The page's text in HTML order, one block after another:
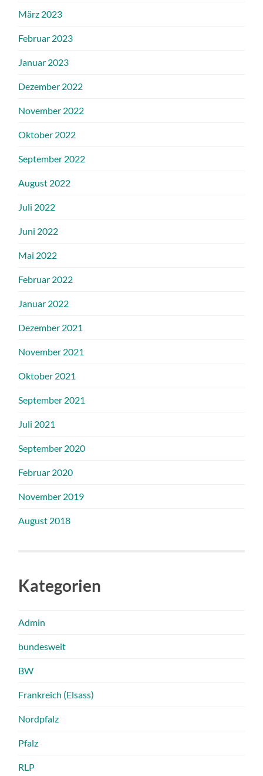
März 2023
Februar 2023
Januar 2023
Dezember 2022
November 2022
Oktober 2022
September 2022
August 2022
Juli 2022
Juni 2022
Mai 2022
Februar 2022
Januar 2022
Dezember 2021
November 2021
Oktober 2021
September 2021
Juli 2021
September 2020
Februar 2020
November 2019
August 2018
Kategorien
Admin
bundesweit
BW
Frankreich (Elsass)
Nordpfalz
Pfalz
RLP